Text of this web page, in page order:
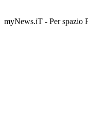
📅 6 Agosto 2026 · 09:00 ·
myNews.iT - Per spazio